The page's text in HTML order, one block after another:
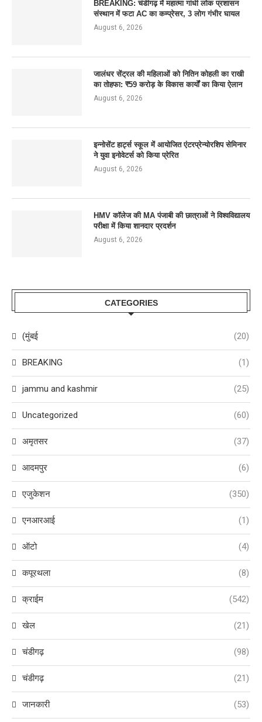
BREAKING: चंडीगढ़ में महात्मा गांधी लोक प्रशासन
संस्थान में फटा AC का कम्प्रेसर, 3 लोग गंभीर घायल
August 6, 2026
जालंधर सेंट्रल की महिलाओं को नितिन कोहली का राखी
का तोहफा: ₹59 करोड़ के विकास कार्यों का किया ऐलान
August 6, 2026
इन्नोसेंट हार्ट्स स्कूल में आयोजित एंटरप्रेन्योरशिप सेमिनार
ने युवा इनोवेटर्स को किया प्रेरित
August 6, 2026
HMV कॉलेज की MA पंजाबी की छात्राओं ने विश्वविद्यालय
परीक्षा में किया शानदार प्रदर्शन
August 6, 2026
CATEGORIES
(मुंबई (20)
BREAKING (1)
jammu and kashmir (25)
Uncategorized (60)
अमृतसर (37)
आदमपुर (6)
एजुकेशन (350)
एनआरआई (1)
ऑटो (4)
कपूरथला (8)
क्राईम (542)
खेल (21)
चंडीगढ़ (98)
चंडीगढ़ (21)
जानकारी (53)